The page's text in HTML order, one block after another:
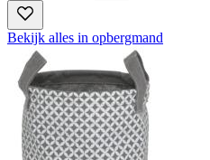
Bekijk alles in opbergmand